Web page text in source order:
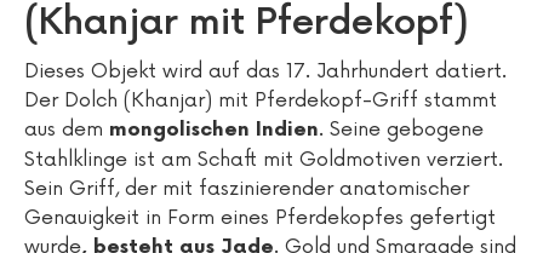
(Khanjar mit Pferdekopf)
Dieses Objekt wird auf das 17. Jahrhundert datiert.
Der Dolch (Khanjar) mit Pferdekopf-Griff stammt
aus dem mongolischen Indien. Seine gebogene
Stahlklinge ist am Schaft mit Goldmotiven verziert.
Sein Griff, der mit faszinierender anatomischer
Genauigkeit in Form eines Pferdekopfes gefertigt
wurde, besteht aus Jade. Gold und Smaragde sind